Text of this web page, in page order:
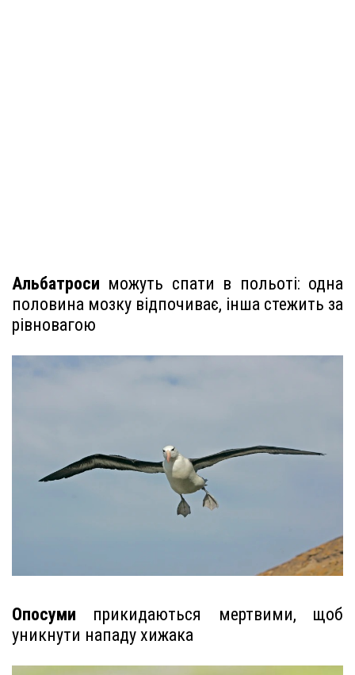
Альбатроси можуть спати в польоті: одна
половина мозку відпочиває, інша стежить за
рівновагою
Опосуми прикидаються мертвими, щоб
уникнути нападу хижака